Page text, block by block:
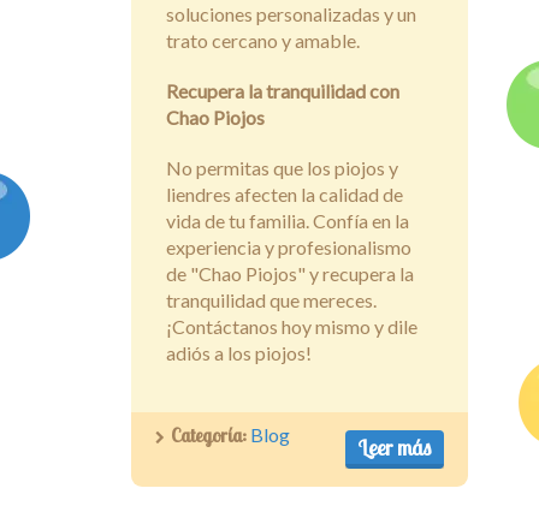
soluciones personalizadas y un
trato cercano y amable.
Recupera la tranquilidad con
Chao Piojos
No permitas que los piojos y
liendres afecten la calidad de
vida de tu familia. Confía en la
experiencia y profesionalismo
de "Chao Piojos" y recupera la
tranquilidad que mereces.
¡Contáctanos hoy mismo y dile
adiós a los piojos!
Leer más
Categoría: Blog